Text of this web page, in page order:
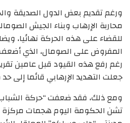
ورغم تقديم بعض الدول الصديقة
محاربة الإرهاب وبناء الجيش
للقضاء على هذه الحركة نهائيا،
المفروض على الصومال، الذي
رغم رفع هذه القيود قبل عامين
جعلت التهديد الإرهابي قائما إلى حد
ومع ذلك، فقد ضعفت “حركة
تشن الحكومة اليوم هجمات